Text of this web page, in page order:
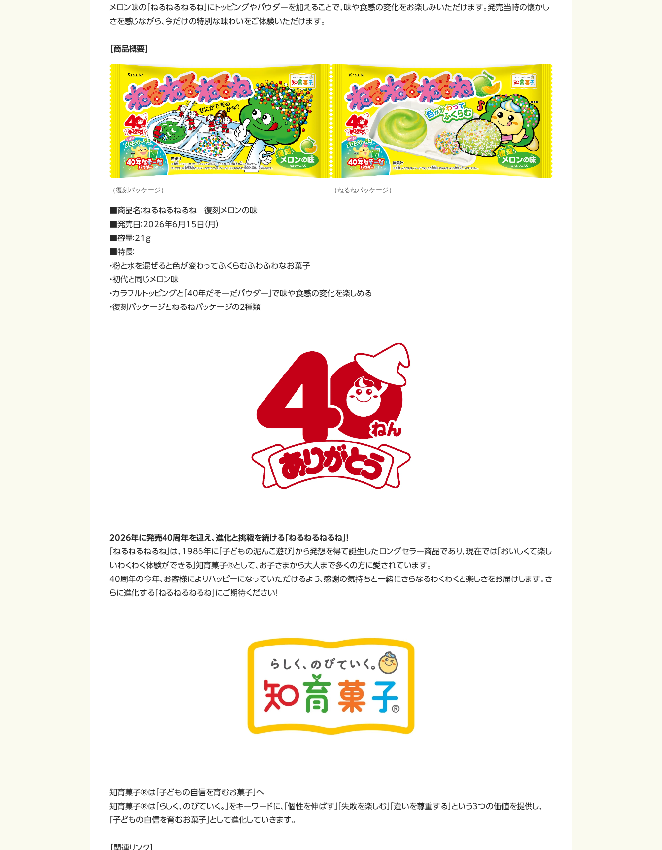
メロン味の「ねるねるねるね」にトッピングやパウダーを加えることで、味や食感の変化をお楽しみいただけます。発売当時の懐かし
さを感じながら、今だけの特別な味わいをご体験いただけます。
【商品概要】
（復刻パッケージ） （ねるねパッケージ）
■商品名：ねるねるねるね 復刻メロンの味
■発売日：2026年6月15日（月）
■容量：21g
■特長：
・粉と水を混ぜると色が変わってふくらむふわふわなお菓子
・初代と同じメロン味
・カラフルトッピングと「40年だそーだパウダー」で味や食感の変化を楽しめる
・復刻パッケージとねるねパッケージの２種類
2026年に発売40周年を迎え、進化と挑戦を続ける「ねるねるねるね」！
「ねるねるねるね」は、1986年に「子どもの泥んこ遊び」から発想を得て誕生したロングセラー商品であり、現在では「おいしくて楽し
いわくわく体験ができる」知育菓子®として、お子さまから大人まで多くの方に愛されています。
40周年の今年、お客様によりハッピーになっていただけるよう、感謝の気持ちと一緒にさらなるわくわくと楽しさをお届けします。さ
らに進化する「ねるねるねるね」にご期待ください！
知育菓子®は「子どもの自信を育むお菓子」へ
知育菓子®は「らしく、のびていく。」をキーワードに、「個性を伸ばす」「失敗を楽しむ」「違いを尊重する」という3つの価値を提供し、
「子どもの自信を育むお菓子」として進化していきます。
【関連リンク】